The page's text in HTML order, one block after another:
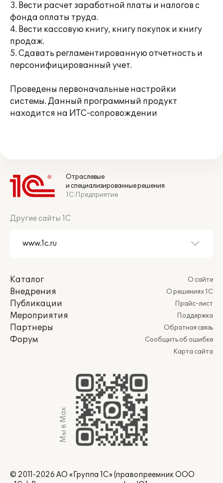
3. Вести расчет заработной платы и налогов с
фонда оплаты труда.
4. Вести кассовую книгу, книгу покупок и книгу
продаж.
5. Сдавать регламентированную отчетность и
персонифицированный учет.
Проведены первоначальные настройки
системы. Данный программный продукт
находится на ИТС-сопровождении
Отраслевые
и специализированные решения
1С:Предприятие
Другие сайты 1С
Каталог
Внедрения
Публикации
Мероприятия
Партнеры
Форум
О сайте
О решениях 1С
Прайс-лист
Поддержка
Обратная связь
Сообщить об ошибке
Карта сайта
Мы в Max
© 2011-2026 АО «Группа 1С» (правопреемник ООО